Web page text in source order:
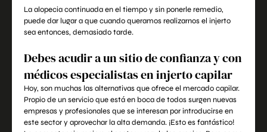
La alopecia continuada en el tiempo y sin ponerle remedio,
puede dar lugar a que cuando queramos realizarnos el injerto
sea entonces, demasiado tarde.
Debes acudir a un sitio de confianza y con
médicos especialistas eninjerto capilar
Hoy, son muchas las alternativas que ofrece el mercado capilar.
Propio de un servicio que está en boca de todos surgen nuevas
empresas y profesionales que se interesan por introducirse en
este sector y aprovechar la alta demanda. ¡Esto es fantástico!